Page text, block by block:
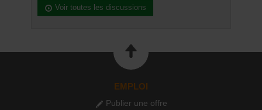
Voir toutes les discussions
EMPLOI
Publier une offre